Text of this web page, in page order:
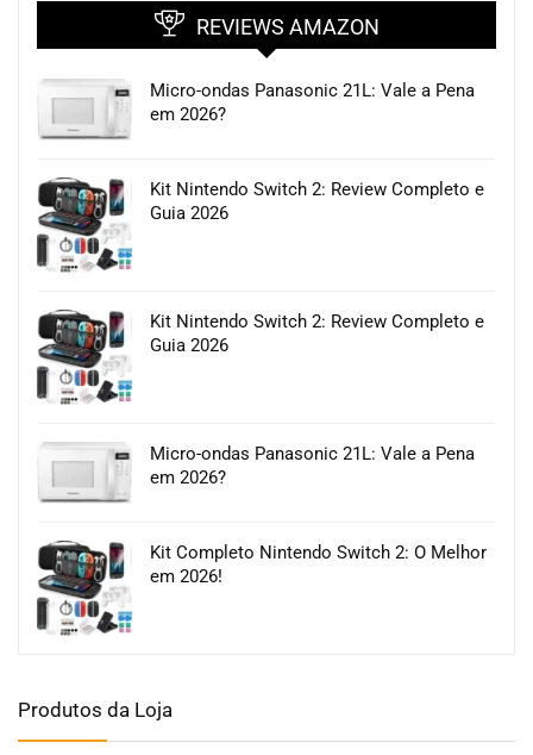
REVIEWS AMAZON
Micro-ondas Panasonic 21L: Vale a Pena
em 2026?
Kit Nintendo Switch 2: Review Completo e
Guia 2026
Kit Nintendo Switch 2: Review Completo e
Guia 2026
Micro-ondas Panasonic 21L: Vale a Pena
em 2026?
Kit Completo Nintendo Switch 2: O Melhor
em 2026!
Produtos da Loja